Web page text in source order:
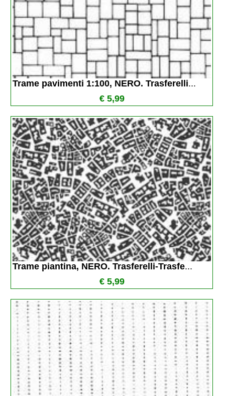
Trame pavimenti 1:100, NERO. Trasferelli...
€ 5,99
Trame piantina, NERO. Trasferelli-Trasfe...
€ 5,99